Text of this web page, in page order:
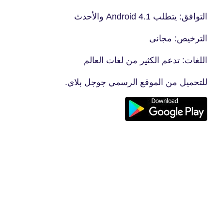
التوافق: يتطلب Android 4.1 والأحدث
الترخيص: مجانى
اللغات: تدعم الكثير من لغات العالم
للتحميل من الموقع الرسمي جوجل بلاي.